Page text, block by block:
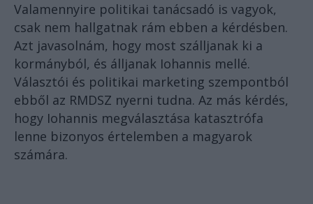
Valamennyire politikai tanácsadó is vagyok,
csak nem hallgatnak rám ebben a kérdésben.
Azt javasolnám, hogy most szálljanak ki a
kormányból, és álljanak Iohannis mellé.
Választói és politikai marketing szempontból
ebből az RMDSZ nyerni tudna. Az más kérdés,
hogy Iohannis megválasztása katasztrófa
lenne bizonyos értelemben a magyarok
számára.